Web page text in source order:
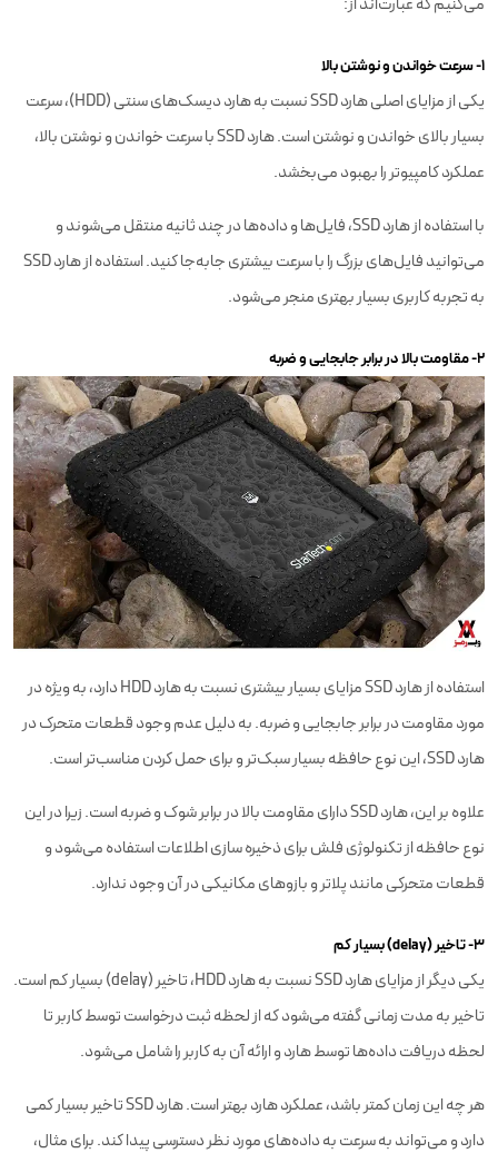
۱- سرعت خواندن و نوشتن بالا
یکی از مزایای اصلی هارد SSD نسبت به هارد دیسک‌های سنتی (HDD)، سرعت
بسیار بالای خواندن و نوشتن است. هارد SSD با سرعت خواندن و نوشتن بالا،
عملکرد کامپیوتر را بهبود می‌بخشد.
با استفاده از هارد SSD، فایل‌ها و داده‌ها در چند ثانیه منتقل می‌شوند و
می‌توانید فایل‌های بزرگ را با سرعت بیشتری جابه‌جا کنید. استفاده از هارد SSD
به تجربه کاربری بسیار بهتری منجر می‌شود.
۲- مقاومت بالا در برابر جابجایی و ضربه
استفاده از هارد SSD مزایای بسیار بیشتری نسبت به هارد HDD دارد، به ویژه در
مورد مقاومت در برابر جابجایی و ضربه. به دلیل عدم وجود قطعات متحرک در
هارد SSD، این نوع حافظه بسیار سبک‌تر و برای حمل کردن مناسب‌تر است.
علاوه بر این، هارد SSD دارای مقاومت بالا در برابر شوک و ضربه است. زیرا در این
نوع حافظه از تکنولوژی فلش برای ذخیره سازی اطلاعات استفاده می‌شود و
قطعات متحرکی مانند پلاتر و بازوهای مکانیکی در آن وجود ندارد.
۳- تاخیر (delay) بسیار کم
یکی دیگر از مزایای هارد SSD نسبت به هارد HDD، تاخیر (delay) بسیار کم است.
تاخیر به مدت زمانی گفته می‌شود که از لحظه ثبت درخواست توسط کاربر تا
لحظه دریافت داده‌ها توسط هارد و ارائه آن به کاربر را شامل می‌شود.
هر چه این زمان کمتر باشد، عملکرد هارد بهتر است. هارد SSD تاخیر بسیار کمی
دارد و می‌تواند به سرعت به داده‌های مورد نظر دسترسی پیدا کند. برای مثال،